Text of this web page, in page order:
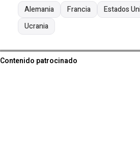
Alemania Francia Estados
Ucrania
Contenido patrocinado